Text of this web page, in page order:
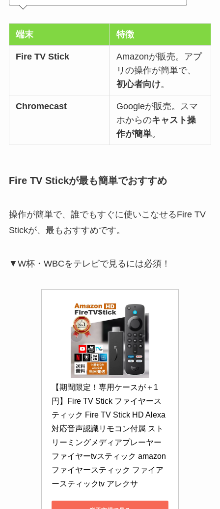
端末 特徴
Fire TV Stick
Amazonが販売。アプ
リの操作が簡単で、
初心者向け。
Chromecast
Googleが販売。スマ
ホからのキャスト操
作が簡単。
Fire TV Stickが最も簡単でおすすめ
操作が簡単で、誰でもすぐに使いこなせるFire TV
Stickが、最もおすすめです。
▼W杯・WBCをテレビで見るには必須！
【期間限定！専用ケースが＋1
円】Fire TV Stick ファイヤース
ティック Fire TV Stick HD Alexa
対応音声認識リモコン付属 スト
リーミングメディアプレーヤー
ファイヤーtvスティック amazon
ファイヤースティック ファイア
ースティックtv アレクサ